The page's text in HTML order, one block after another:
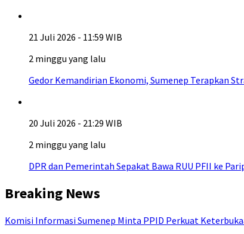
21 Juli 2026 - 11:59 WIB
2 minggu yang lalu
Gedor Kemandirian Ekonomi, Sumenep Terapkan
20 Juli 2026 - 21:29 WIB
2 minggu yang lalu
DPR dan Pemerintah Sepakat Bawa RUU PFII ke
Breaking News
Komisi Informasi Sumenep Minta PPID Perkuat